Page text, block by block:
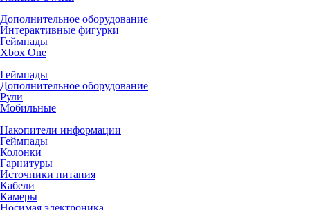
Дополнительное оборудование
Интерактивные фигурки
Геймпады
Xbox One
Геймпады
Дополнительное оборудование
Рули
Мобильные
Накопители информации
Геймпады
Колонки
Гарнитуры
Источники питания
Кабели
Камеры
Носимая электроника